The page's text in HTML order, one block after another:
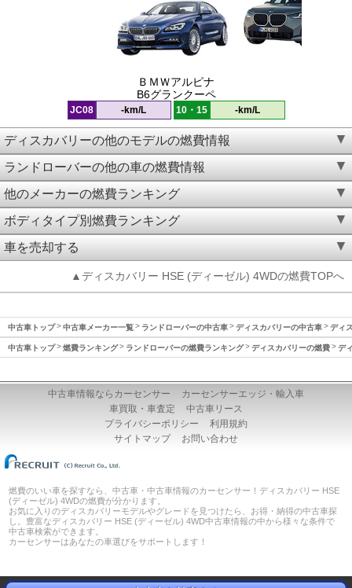
ＢＭＷアルピナ
B6グランクーペ
JC08 -km/L 10・15 -km/L
ディスカバリーの他のモデルの燃費情報
ランドローバーの他の車の燃費情報
他のメーカーの燃費ランキング
ボディタイプ別燃費ランキング
車を売却する
▲ディスカバリー HSE (ディーゼル) 4WDの燃費TOPへ
中古車トップ 中古車メーカー一覧 ランドローバーの中古車 ディスカバリーの中古車 ディ
中古車トップ 燃費ランキング ランドローバーの燃費ランキング ディスカバリーの燃費 デ
中古車情報ならカーセンサー
カーセンサーエッジ・輸入車
車買取・車査定
中古車リース
プライバシーポリシー
利用規約
サイトマップ
お問い合わせ
燃費のいい車を探すなら、中古車・中古車情報のカーセンサー！ディスカバリー HSE
(ディーゼル) 4WDの燃費が分かります。
お気に入りのディスカバリーモデルやグレードを見つけたら、お得・納得の中古車探
し。豊富なディスカバリー HSE (ディーゼル) 4WD中古車情報の中から様々な条件で
中古車検索ができます。
カーセンサーはあなたの車選びをサポートします！